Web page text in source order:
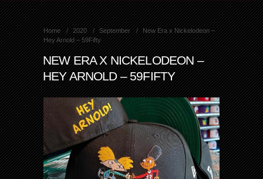
Home 2020 September
New Era x Nickelodeon –
Hey Arnold – 59Fifty
NEW ERA X NICKELODEON –
HEY ARNOLD – 59FIFTY